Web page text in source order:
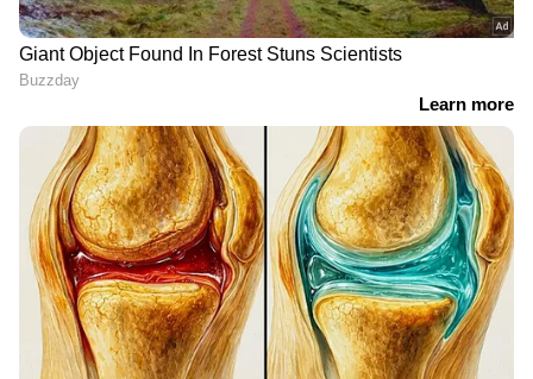
പ്രേരിപ്പിക്കുന്നതുമായ സിനിമകളും ചിത്രങ്ങളും
സൃഷ്ടിച്ചാല്‍ പോലീസിന് കസ്റ്റഡിയിലെടുക്കാം.
നിങ്ങള്‍ക്ക് ജയിലില്‍ പോകേണ്ടി വന്നേക്കാം.
വാട്സ്ആപ്പ് ഗ്രൂപ്പില്‍ അശ്ലീലം
വാട്ട്സ്ആപ്പ് ഗ്രൂപ്പുകളില്‍ അശ്ലീല ഉള്ളടക്കം
പങ്കിടുന്നത് നിയമവിരുദ്ധമാണ്. കുട്ടികളുടെ
അശ്ലീലം ഉള്‍പ്പെടുന്നതോ വേശ്യാവൃത്തി
പ്രോത്സാഹിപ്പിക്കുന്നതോ ആയ സന്ദേശങ്ങള്‍